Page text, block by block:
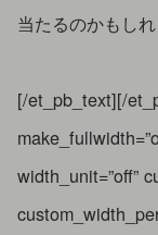
当たるのかもし
[/et_pb_text][/
width_unit=”off”